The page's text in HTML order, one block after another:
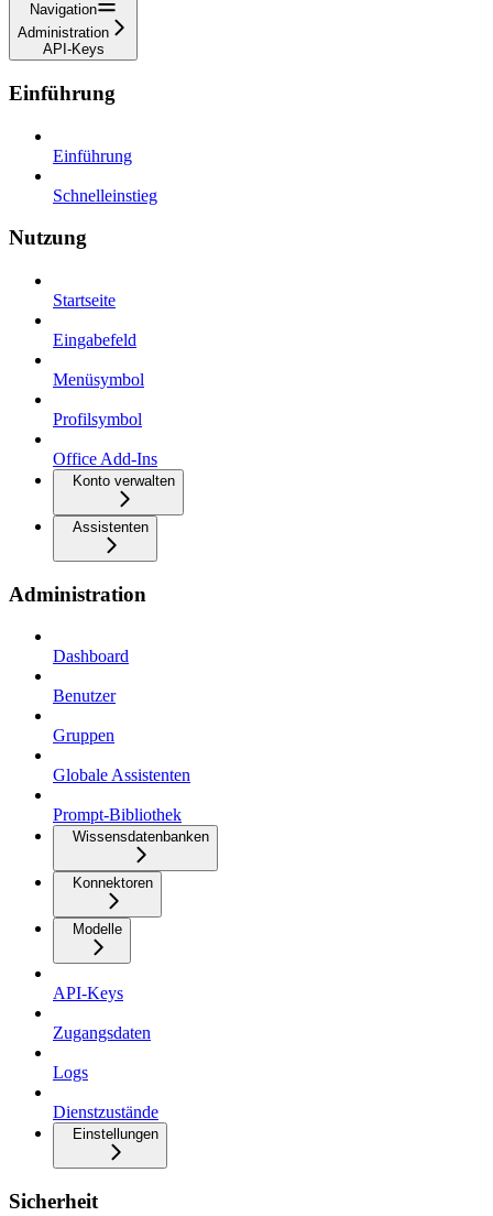
Navigation
Administration
API-Keys
Einführung
Einführung
Schnelleinstieg
Nutzung
Startseite
Eingabefeld
Menüsymbol
Profilsymbol
Office Add-Ins
Konto verwalten
Assistenten
Administration
Dashboard
Benutzer
Gruppen
Globale Assistenten
Prompt-Bibliothek
Wissensdatenbanken
Konnektoren
Modelle
API-Keys
Zugangsdaten
Logs
Dienstzustände
Einstellungen
Sicherheit